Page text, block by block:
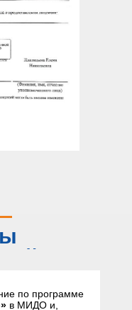
по программе
в МИДО и,